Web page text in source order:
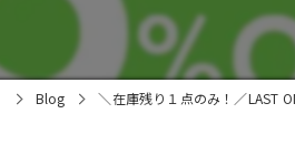
Blog ＼在庫残り１点のみ！／LAST